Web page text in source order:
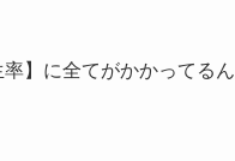
】に全てがかかってるん